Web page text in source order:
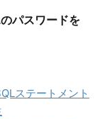
パスワードを
ステートメント